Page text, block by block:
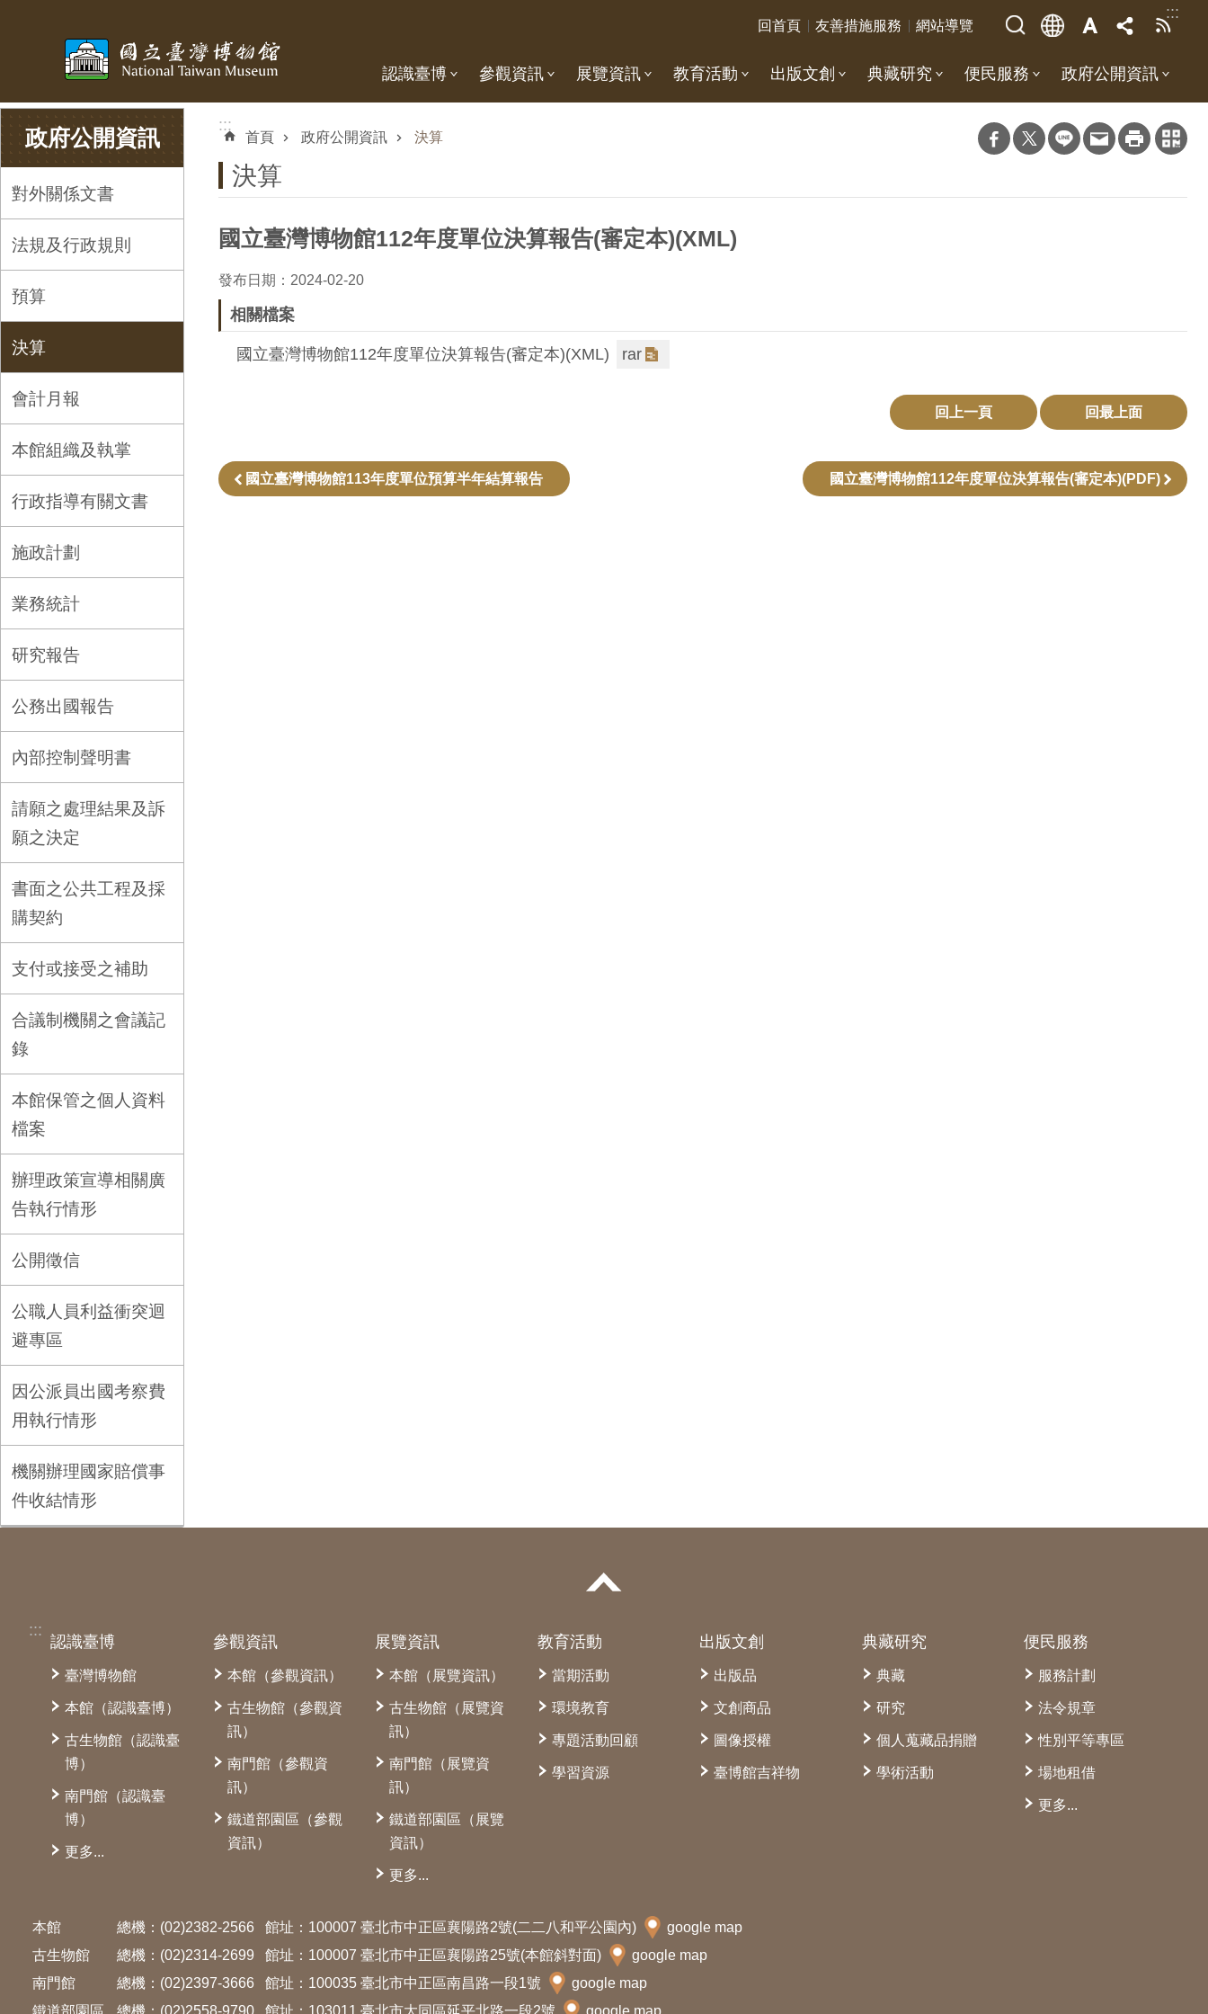
:::
回首頁 友善措施服務 網站導覽
認識臺博 參觀資訊 展覽資訊 教育活動 出版文創 典藏研究 便民服務 政府公開資訊
政府公開資訊
對外關係文書
法規及行政規則
預算
決算
會計月報
本館組織及執掌
行政指導有關文書
施政計劃
業務統計
研究報告
公務出國報告
內部控制聲明書
請願之處理結果及訴
願之決定
書面之公共工程及採
購契約
支付或接受之補助
合議制機關之會議記
錄
本館保管之個人資料
檔案
辦理政策宣導相關廣
告執行情形
公開徵信
公職人員利益衝突迴
避專區
因公派員出國考察費
用執行情形
機關辦理國家賠償事
件收結情形
:::
首頁 政府公開資訊 決算
決算
國立臺灣博物館112年度單位決算報告(審定本)(XML)
發布日期：2024-02-20
相關檔案
國立臺灣博物館112年度單位決算報告(審定本)(XML) rar
回上一頁 回最上面
國立臺灣博物館113年度單位預算半年結算報告 國立臺灣博物館112年度單位決算報告(審定本)(PDF)
:::
認識臺博
臺灣博物館
本館（認識臺博）
古生物館（認識臺
博）
南門館（認識臺
博）
更多...
參觀資訊
本館（參觀資訊）
古生物館（參觀資
訊）
南門館（參觀資
訊）
鐵道部園區（參觀
資訊）
展覽資訊
本館（展覽資訊）
古生物館（展覽資
訊）
南門館（展覽資
訊）
鐵道部園區（展覽
資訊）
更多...
教育活動
當期活動
環境教育
專題活動回顧
學習資源
出版文創
出版品
文創商品
圖像授權
臺博館吉祥物
典藏研究
典藏
研究
個人蒐藏品捐贈
學術活動
便民服務
服務計劃
法令規章
性別平等專區
場地租借
更多...
本館 總機：(02)2382-2566 館址：100007 臺北市中正區襄陽路2號(二二八和平公園內)
google map
古生物館
總機：(02)2314-2699 館址：100007 臺北市中正區襄陽路25號(本館斜對面)
google map
南門館
總機：(02)2397-3666 館址：100035 臺北市中正區南昌路一段1號
google map
鐵道部園區
總機：(02)2558-9790 館址：103011 臺北市大同區延平北路一段2號 google map